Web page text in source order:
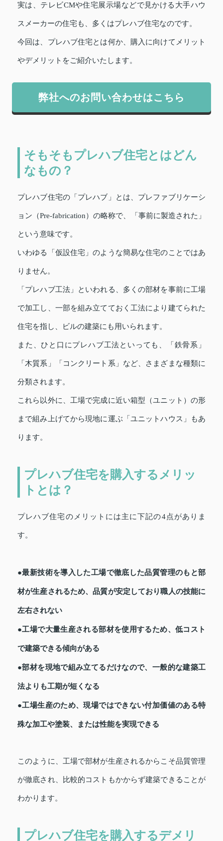
実は、テレビCMや住宅展示場などで見かける大手ハウ
スメーカーの住宅も、多くはプレハブ住宅なのです。
今回は、プレハブ住宅とは何か、購入に向けてメリット
やデメリットをご紹介いたします。
弊社へのお問い合わせはこちら
そもそもプレハブ住宅とはどん
なもの？
プレハブ住宅の「プレハブ」とは、プレファブリケーシ
ョン（Pre-fabrication）の略称で、「事前に製造された」
という意味です。
いわゆる「仮設住宅」のような簡易な住宅のことではあ
りません。
「プレハブ工法」といわれる、多くの部材を事前に工場
で加工し、一部を組み立てておく工法により建てられた
住宅を指し、ビルの建築にも用いられます。
また、ひと口にプレハブ工法といっても、「鉄骨系」
「木質系」「コンクリート系」など、さまざまな種類に
分類されます。
これら以外に、工場で完成に近い箱型（ユニット）の形
まで組み上げてから現地に運ぶ「ユニットハウス」もあ
ります。
プレハブ住宅を購入するメリッ
トとは？
プレハブ住宅のメリットには主に下記の4点がありま
す。
●最新技術を導入した工場で徹底した品質管理のもと部
材が生産されるため、品質が安定しており職人の技能に
左右されない
●工場で大量生産される部材を使用するため、低コスト
で建築できる傾向がある
●部材を現地で組み立てるだけなので、一般的な建築工
法よりも工期が短くなる
●工場生産のため、現場ではできない付加価値のある特
殊な加工や塗装、または性能を実現できる
このように、工場で部材が生産されるからこそ品質管理
が徹底され、比較的コストもかからず建築できることが
わかります。
プレハブ住宅を購入するデメリ